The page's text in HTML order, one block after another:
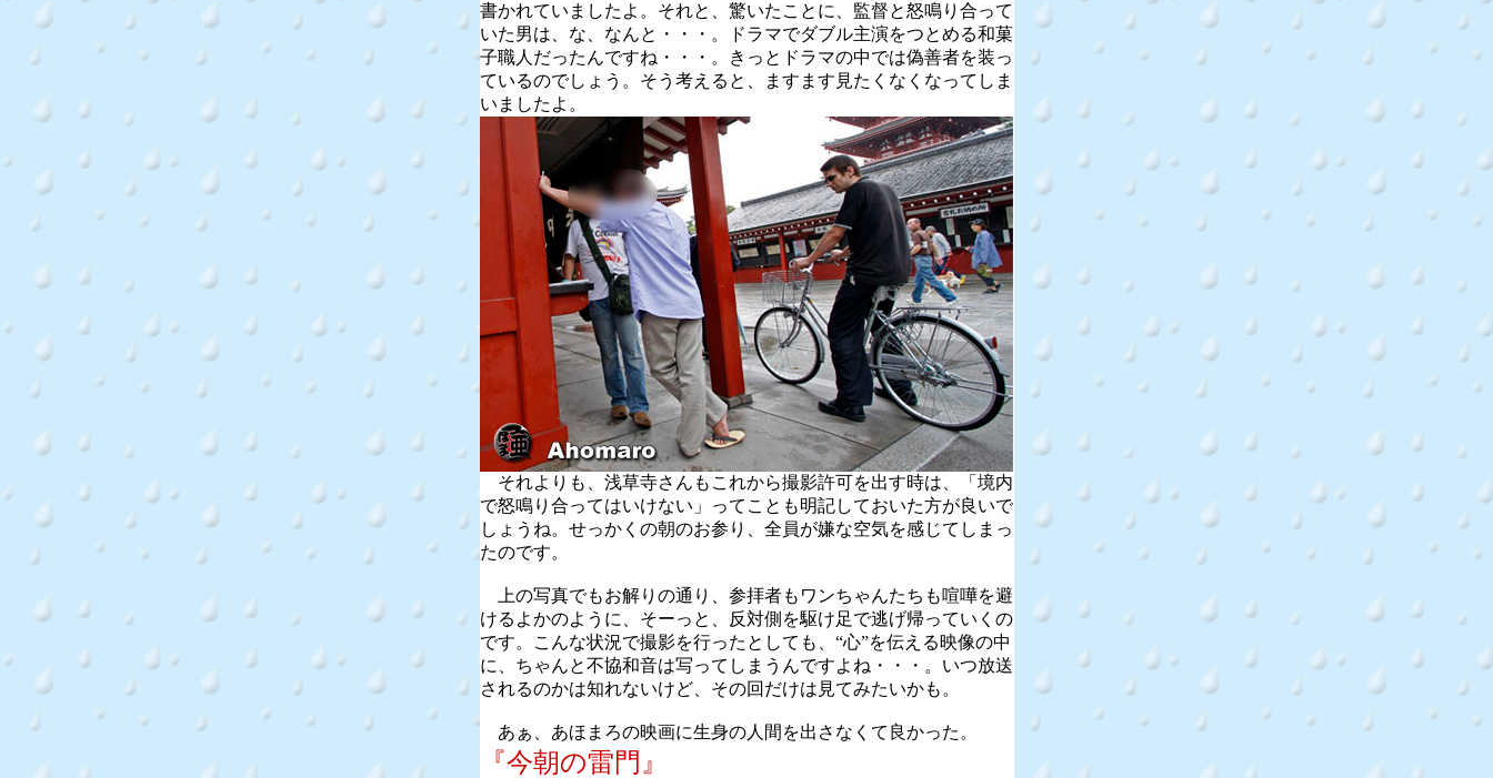
書かれていましたよ。それと、驚いたことに、監督と怒鳴り合って
いた男は、な、なんと・・・。ドラマでダブル主演をつとめる和菓
子職人だったんですね・・・。きっとドラマの中では偽善者を装っ
ているのでしょう。そう考えると、ますます見たくなくなってしま
いましたよ。
それよりも、浅草寺さんもこれから撮影許可を出す時は、「境内
で怒鳴り合ってはいけない」ってことも明記しておいた方が良いで
しょうね。せっかくの朝のお参り、全員が嫌な空気を感じてしまっ
たのです。
上の写真でもお解りの通り、参拝者もワンちゃんたちも喧嘩を避
けるよかのように、そーっと、反対側を駆け足で逃げ帰っていくの
です。こんな状況で撮影を行ったとしても、“心”を伝える映像の中
に、ちゃんと不協和音は写ってしまうんですよね・・・。いつ放送
されるのかは知れないけど、その回だけは見てみたいかも。
あぁ、あほまろの映画に生身の人間を出さなくて良かった。
『今朝の雷門』